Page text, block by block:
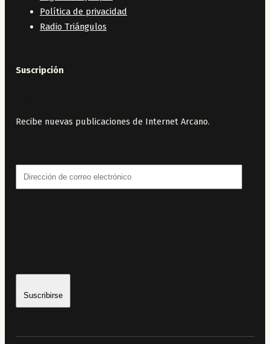
Política de privacidad
Radio Triángulos
Suscripción
Recibe nuevas publicaciones de Internet Arcano.
Dirección
de
Suscribirse